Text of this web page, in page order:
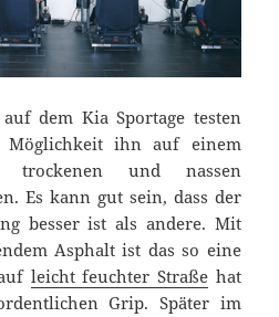
dem Kia Sportage testen
Möglichkeit ihn auf einem
und nassen
Es kann gut sein, dass der
besser ist als andere. Mit
Asphalt ist das so eine
leicht feuchter Straßehat
Grip. Später im